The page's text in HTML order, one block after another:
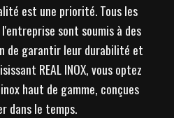
est une priorité. Tous les
sont soumis à des
de garantir leur durabilité et
REAL INOX, vous optez
haut de gamme, conçues
dans le temps.